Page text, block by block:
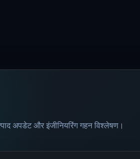
अपडेट और इंजीनियरिंग गहन विश्लेषण।